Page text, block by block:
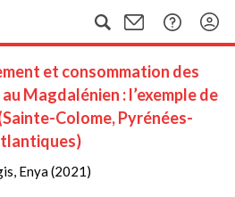
et consommation des
Magdalénien : l’exemple de
Colome, Pyrénées-
Enya (2021)